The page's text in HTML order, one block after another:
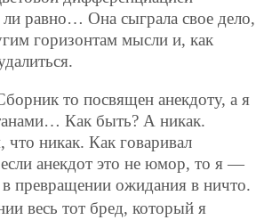
равно… Она сыграла свое дело,
горизонтам мысли и, как
то посвящен анекдоту, а я
Как быть? А никак.
что никак. Как говаривал
анекдот это не юмор, то я —
в превращении ожидания в ничто.
весь тот бред, который я